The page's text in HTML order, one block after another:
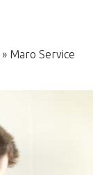
» Maro Service